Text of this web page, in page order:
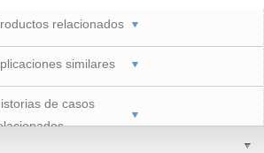
relacionados
similares
de casos